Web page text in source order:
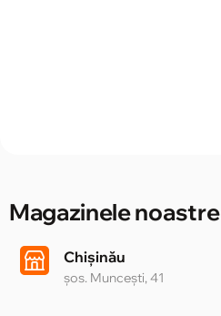
Magazinele noastre
Chișinău
șos. Muncești, 41